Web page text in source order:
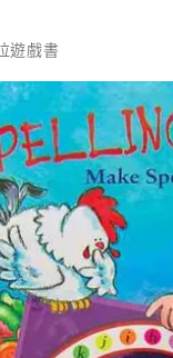
遊戲書